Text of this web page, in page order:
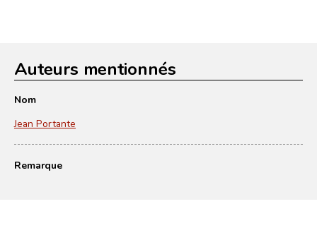
Auteurs mentionnés
Nom
Jean Portante
Remarque